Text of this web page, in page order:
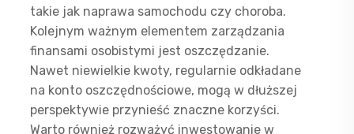
takie jak naprawa samochodu czy choroba.
Kolejnym ważnym elementem zarządzania
finansami osobistymi jest oszczędzanie.
Nawet niewielkie kwoty, regularnie odkładane
na konto oszczędnościowe, mogą w dłuższej
perspektywie przynieść znaczne korzyści.
Warto również rozważyć inwestowanie w